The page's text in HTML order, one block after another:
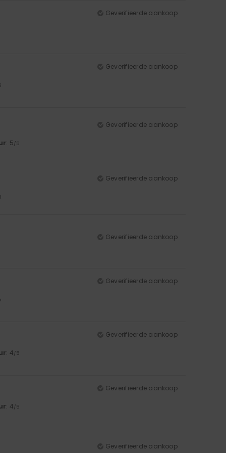
Geverifieerde aankoop
Geverifieerde aankoop
Geverifieerde aankoop
: 5/5
Geverifieerde aankoop
Geverifieerde aankoop
Geverifieerde aankoop
Geverifieerde aankoop
: 4/5
Geverifieerde aankoop
: 4/5
Geverifieerde aankoop